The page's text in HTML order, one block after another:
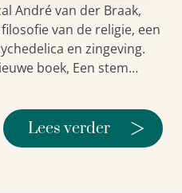
André van der Braak,
van de religie, een
en zingeving.
boek, Een stem…
Lees verder >